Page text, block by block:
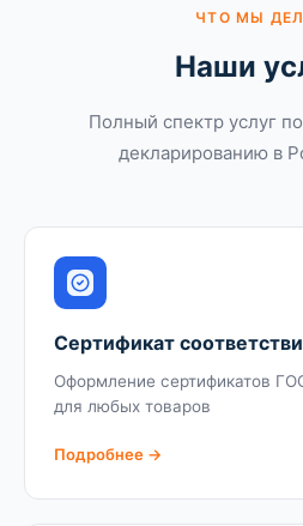
ЧТО МЫ
Наши
Полный спектр услуг
декларированию в
Сертификат
Оформление сертификатов
для любых товаров
Подробнее →